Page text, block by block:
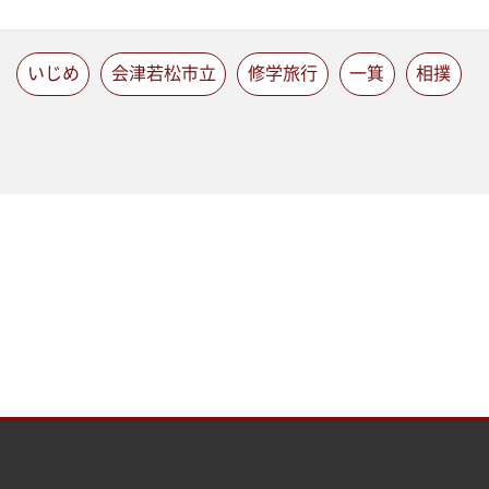
いじめ 会津若松市立 修学旅行 一箕 相撲